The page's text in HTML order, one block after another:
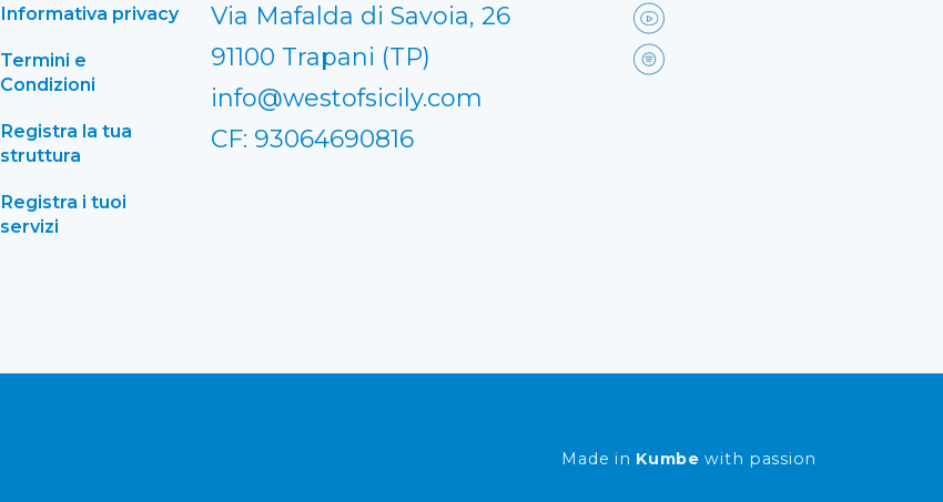
Informativa privacy
Termini e
Condizioni
Registra la tua
struttura
Registra i tuoi
servizi
Via Mafalda di Savoia, 26
91100 Trapani (TP)
info@westofsicily.com
CF: 93064690816
Made in Kumbe with passion